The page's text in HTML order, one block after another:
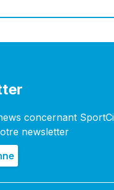
concernant
newsletter